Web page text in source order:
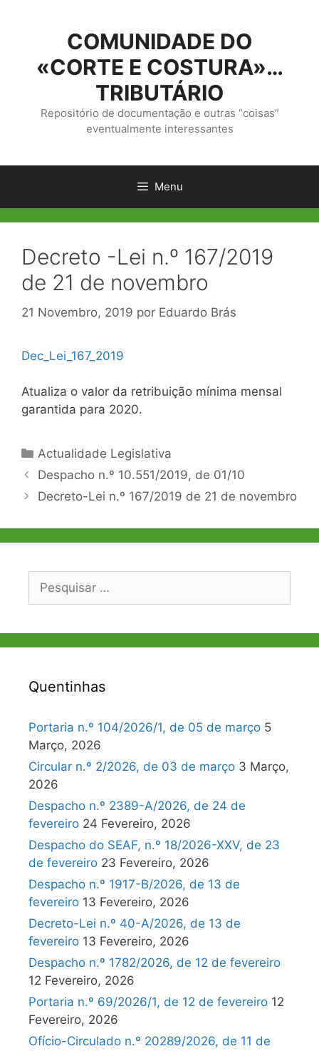
conteúdo
COMUNIDADE DO
«CORTE E COSTURA»…
TRIBUTÁRIO
Repositório de documentação e outras “coisas”
eventualmente interessantes
Menu
Decreto -Lei n.º 167/2019
de 21 de novembro
21 Novembro, 2019 por Eduardo Brás
Dec_Lei_167_2019
Atualiza o valor da retribuição mínima mensal
garantida para 2020.
Categorias
Actualidade Legislativa
Navegação
de
Despacho n.º 10.551/2019, de 01/10
Decreto-Lei n.º 167/2019 de 21 de novembro
Pesquisar
Quentinhas
Portaria n.º 104/2026/1, de 05 de março 5
Março, 2026
Circular n.º 2/2026, de 03 de março 3 Março,
2026
Despacho n.º 2389-A/2026, de 24 de
fevereiro 24 Fevereiro, 2026
Despacho do SEAF, n.º 18/2026-XXV, de 23
de fevereiro 23 Fevereiro, 2026
Despacho n.º 1917-B/2026, de 13 de
fevereiro 13 Fevereiro, 2026
Decreto-Lei n.º 40-A/2026, de 13 de
fevereiro 13 Fevereiro, 2026
Despacho n.º 1782/2026, de 12 de fevereiro
12 Fevereiro, 2026
Portaria n.º 69/2026/1, de 12 de fevereiro 12
Fevereiro, 2026
Ofício-Circulado n.º 20289/2026, de 11 de